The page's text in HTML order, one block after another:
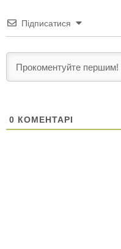
Підписатися
0 КОМЕНТАРІ